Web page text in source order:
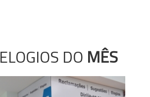
ELOGIOS DO MÊS